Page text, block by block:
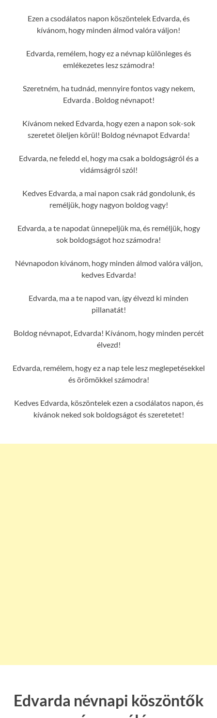
Ezen a csodálatos napon köszöntelek Edvarda, és
kívánom, hogy minden álmod valóra váljon!
Edvarda, remélem, hogy ez a névnap különleges és
emlékezetes lesz számodra!
Szeretném, ha tudnád, mennyire fontos vagy nekem,
Edvarda . Boldog névnapot!
Kívánom neked Edvarda, hogy ezen a napon sok-sok
szeretet öleljen körül! Boldog névnapot Edvarda!
Edvarda, ne feledd el, hogy ma csak a boldogságról és a
vidámságról szól!
Kedves Edvarda, a mai napon csak rád gondolunk, és
reméljük, hogy nagyon boldog vagy!
Edvarda, a te napodat ünnepeljük ma, és reméljük, hogy
sok boldogságot hoz számodra!
Névnapodon kívánom, hogy minden álmod valóra váljon,
kedves Edvarda!
Edvarda, ma a te napod van, így élvezd ki minden
pillanatát!
Boldog névnapot, Edvarda! Kívánom, hogy minden percét
élvezd!
Edvarda, remélem, hogy ez a nap tele lesz meglepetésekkel
és örömökkel számodra!
Kedves Edvarda, köszöntelek ezen a csodálatos napon, és
kívánok neked sok boldogságot és szeretetet!
Edvarda névnapi köszöntők